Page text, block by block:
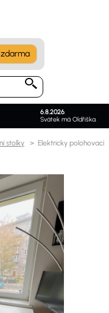
6.8.2026.
Svátek má Oldřiška.
stolky > Elektricky polohovací